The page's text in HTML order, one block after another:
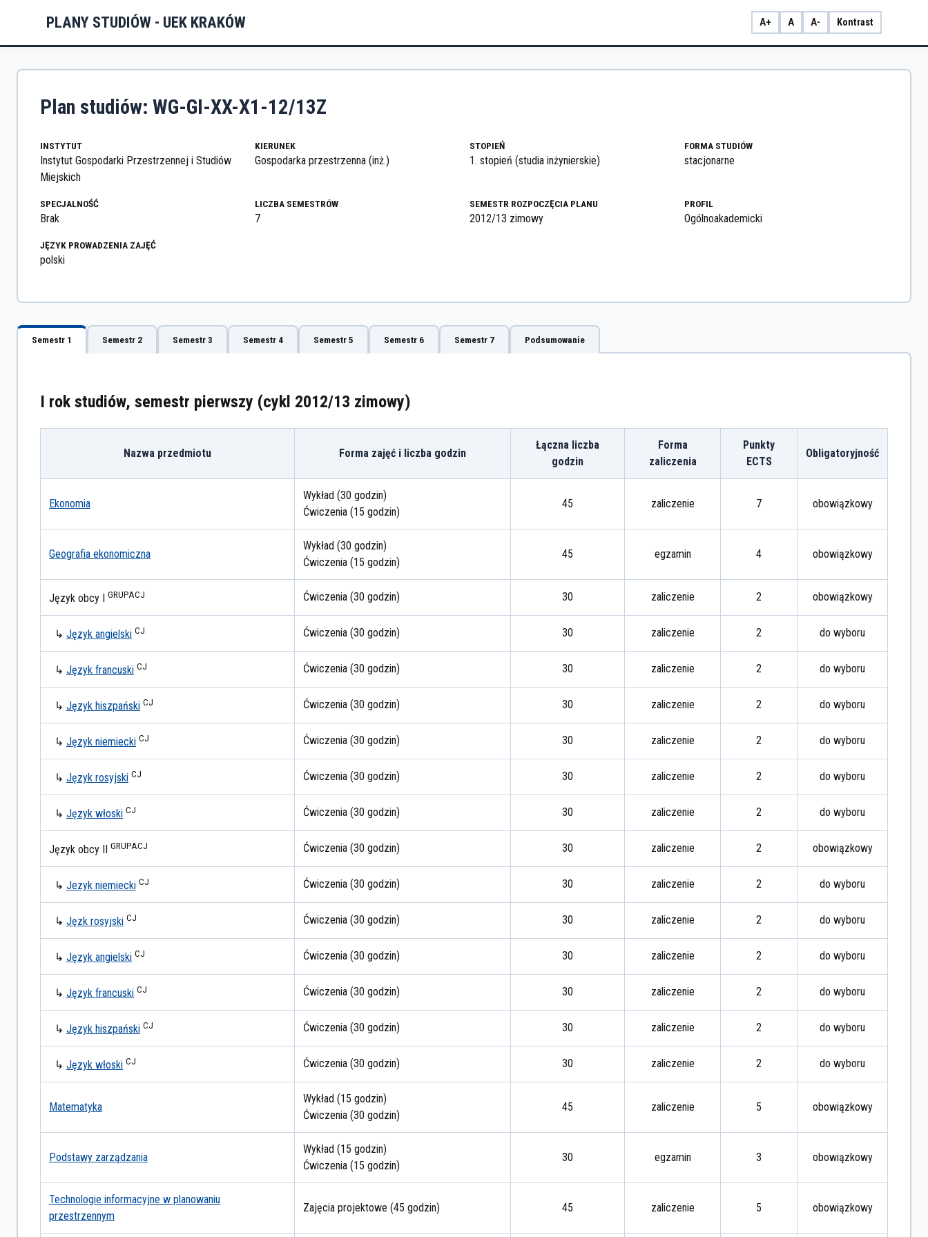
PLANY STUDIÓW - UEK KRAKÓW A+ A A- Kontrast
Plan studiów: WG-GI-XX-X1-12/13Z
INSTYTUT
Instytut Gospodarki Przestrzennej i Studiów
Miejskich
KIERUNEK
Gospodarka przestrzenna (inż.)
STOPIEŃ
1. stopień (studia inżynierskie)
FORMA STUDIÓW
stacjonarne
SPECJALNOŚĆ
Brak
LICZBA SEMESTRÓW
7
SEMESTR ROZPOCZĘCIA PLANU
2012/13 zimowy
PROFIL
Ogólnoakademicki
JĘZYK PROWADZENIA ZAJĘĆ
polski
Semestr 1 Semestr 2 Semestr 3 Semestr 4 Semestr 5 Semestr 6 Semestr 7 Podsumowanie
I rok studiów, semestr pierwszy (cykl 2012/13 zimowy)
Nazwa przedmiotu Forma zajęć i liczba godzin
Łączna liczba
godzin
Forma
zaliczenia
Punkty
ECTS
Obligatoryjność
Ekonomia
Wykład (30 godzin)
Ćwiczenia (15 godzin)
45 zaliczenie 7 obowiązkowy
Geografia ekonomiczna
Wykład (30 godzin)
Ćwiczenia (15 godzin)
45 egzamin 4 obowiązkowy
Język obcy I GRUPACJ Ćwiczenia (30 godzin) 30 zaliczenie 2 obowiązkowy
↳ Język angielski CJ Ćwiczenia (30 godzin) 30 zaliczenie 2 do wyboru
↳ Język francuski CJ Ćwiczenia (30 godzin) 30 zaliczenie 2 do wyboru
↳ Język hiszpański CJ Ćwiczenia (30 godzin) 30 zaliczenie 2 do wyboru
↳ Język niemiecki CJ Ćwiczenia (30 godzin) 30 zaliczenie 2 do wyboru
↳ Język rosyjski CJ Ćwiczenia (30 godzin) 30 zaliczenie 2 do wyboru
↳ Język włoski CJ Ćwiczenia (30 godzin) 30 zaliczenie 2 do wyboru
Język obcy II GRUPACJ Ćwiczenia (30 godzin) 30 zaliczenie 2 obowiązkowy
↳ Jezyk niemiecki CJ Ćwiczenia (30 godzin) 30 zaliczenie 2 do wyboru
↳ Jęzk rosyjski CJ Ćwiczenia (30 godzin) 30 zaliczenie 2 do wyboru
↳ Język angielski CJ Ćwiczenia (30 godzin) 30 zaliczenie 2 do wyboru
↳ Język francuski CJ Ćwiczenia (30 godzin) 30 zaliczenie 2 do wyboru
↳ Język hiszpański CJ Ćwiczenia (30 godzin) 30 zaliczenie 2 do wyboru
↳ Język włoski CJ Ćwiczenia (30 godzin) 30 zaliczenie 2 do wyboru
Matematyka
Wykład (15 godzin)
Ćwiczenia (30 godzin)
45 zaliczenie 5 obowiązkowy
Podstawy zarządzania
Wykład (15 godzin)
Ćwiczenia (15 godzin)
30 egzamin 3 obowiązkowy
Technologie informacyjne w planowaniu
przestrzennym
Zajęcia projektowe (45 godzin) 45 zaliczenie 5 obowiązkowy